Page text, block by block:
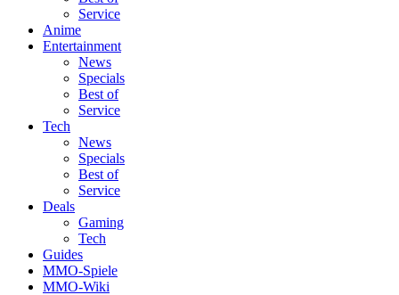
Service
Anime
Entertainment
News
Specials
Best of
Service
Tech
News
Specials
Best of
Service
Deals
Gaming
Tech
Guides
MMO-Spiele
MMO-Wiki